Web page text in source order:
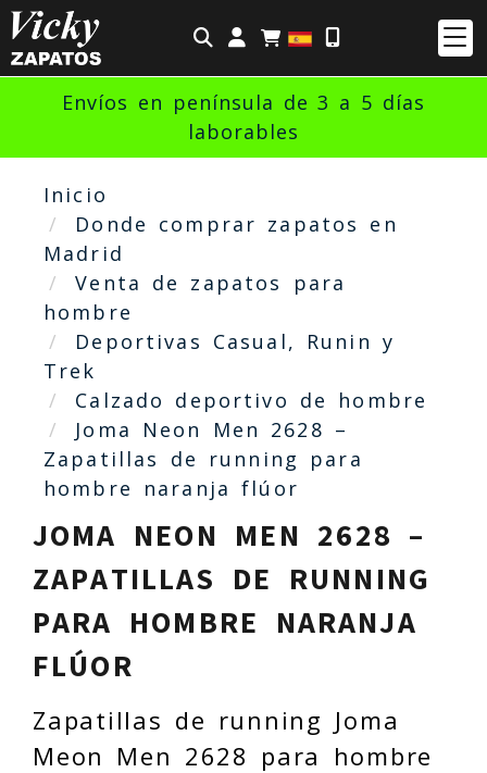
Identifícate
Envíos en península de 3 a 5 días
laborables
Inicio
Donde comprar zapatos en
Madrid
Venta de zapatos para
hombre
Deportivas Casual, Runin y
Trek
Calzado deportivo de hombre
Joma Neon Men 2628 –
Zapatillas de running para
hombre naranja flúor
JOMA NEON MEN 2628 –
ZAPATILLAS DE RUNNING
PARA HOMBRE NARANJA
FLÚOR
Zapatillas de running Joma
Meon Men 2628 para hombre